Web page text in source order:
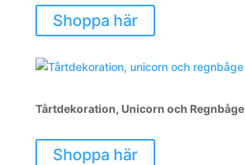
Shoppa här
Tårtdekoration, Unicorn och Regnbåge
Shoppa här